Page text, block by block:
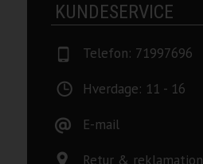
KUNDESERVICE
Telefon: 71997696
Hverdage: 11 - 16
E-mail
Retur & reklamation